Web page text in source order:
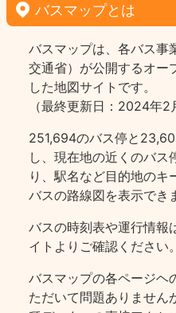
バスマップとは
バスマップは、各バス事
交通省）が公開するオー
した地図サイトです。
（最終更新日：2024年2
251,694のバス停と
し、現在地の近くのバス
り、駅名など目的地のキ
バスの路線図を表示でき
バスの時刻表や運行情報
イトよりご確認ください。
バスマップの各ページヘ
ただいて問題ありません